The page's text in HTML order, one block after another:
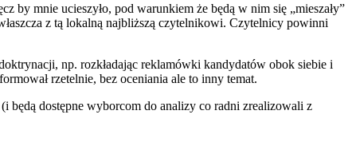
by mnie ucieszyło, pod warunkiem że będą w nim się „mieszały”
z tą lokalną najbliższą czytelnikowi. Czytelnicy powinni
np. rozkładając reklamówki kandydatów obok siebie i
rzetelnie, bez oceniania ale to inny temat.
będą dostępne wyborcom do analizy co radni zrealizowali z